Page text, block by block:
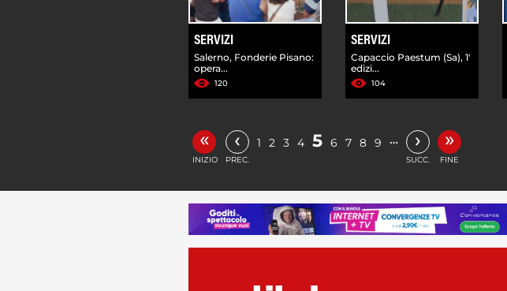
SERVIZI
Salerno, Fonderie Pisano:
opera...
120
SERVIZI
Capaccio Paestum (Sa), 1'
edizi...
104
«
INIZIO
‹
PREC.
1 2 3 4 5 6 7 8 9 … ›
SUCC.
»
FINE